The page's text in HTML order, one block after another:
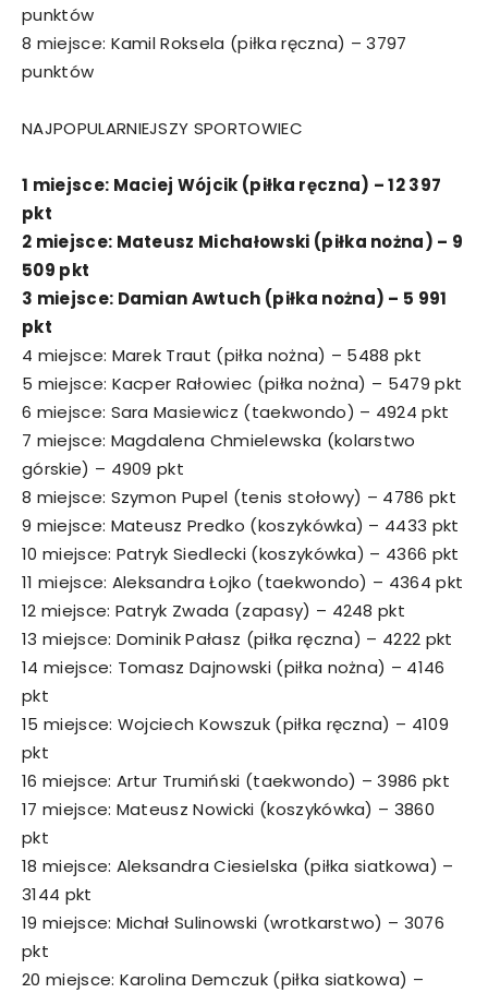
punktów
8 miejsce: Kamil Roksela (piłka ręczna) – 3797
punktów
NAJPOPULARNIEJSZY SPORTOWIEC
1 miejsce: Maciej Wójcik (piłka ręczna) – 12 397
pkt
2 miejsce: Mateusz Michałowski (piłka nożna) – 9
509 pkt
3 miejsce: Damian Awtuch (piłka nożna) – 5 991
pkt
4 miejsce: Marek Traut (piłka nożna) – 5488 pkt
5 miejsce: Kacper Rałowiec (piłka nożna) – 5479 pkt
6 miejsce: Sara Masiewicz (taekwondo) – 4924 pkt
7 miejsce: Magdalena Chmielewska (kolarstwo
górskie) – 4909 pkt
8 miejsce: Szymon Pupel (tenis stołowy) – 4786 pkt
9 miejsce: Mateusz Predko (koszykówka) – 4433 pkt
10 miejsce: Patryk Siedlecki (koszykówka) – 4366 pkt
11 miejsce: Aleksandra Łojko (taekwondo) – 4364 pkt
12 miejsce: Patryk Zwada (zapasy) – 4248 pkt
13 miejsce: Dominik Pałasz (piłka ręczna) – 4222 pkt
14 miejsce: Tomasz Dajnowski (piłka nożna) – 4146
pkt
15 miejsce: Wojciech Kowszuk (piłka ręczna) – 4109
pkt
16 miejsce: Artur Trumiński (taekwondo) – 3986 pkt
17 miejsce: Mateusz Nowicki (koszykówka) – 3860
pkt
18 miejsce: Aleksandra Ciesielska (piłka siatkowa) –
3144 pkt
19 miejsce: Michał Sulinowski (wrotkarstwo) – 3076
pkt
20 miejsce: Karolina Demczuk (piłka siatkowa) –